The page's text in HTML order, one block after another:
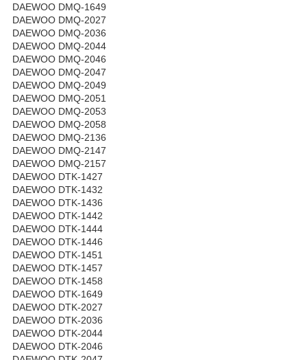
DAEWOO DMQ-1649
DAEWOO DMQ-2027
DAEWOO DMQ-2036
DAEWOO DMQ-2044
DAEWOO DMQ-2046
DAEWOO DMQ-2047
DAEWOO DMQ-2049
DAEWOO DMQ-2051
DAEWOO DMQ-2053
DAEWOO DMQ-2058
DAEWOO DMQ-2136
DAEWOO DMQ-2147
DAEWOO DMQ-2157
DAEWOO DTK-1427
DAEWOO DTK-1432
DAEWOO DTK-1436
DAEWOO DTK-1442
DAEWOO DTK-1444
DAEWOO DTK-1446
DAEWOO DTK-1451
DAEWOO DTK-1457
DAEWOO DTK-1458
DAEWOO DTK-1649
DAEWOO DTK-2027
DAEWOO DTK-2036
DAEWOO DTK-2044
DAEWOO DTK-2046